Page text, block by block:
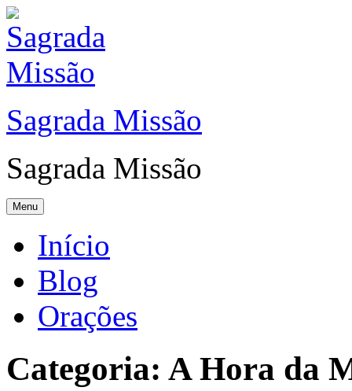
Sagrada Missão
Sagrada Missão
Menu
Início
Blog
Orações
Categoria: A Hora da